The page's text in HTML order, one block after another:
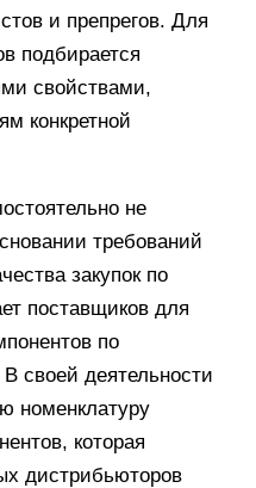
и препрегов. Для
подбирается
свойствами,
конкретной
не
требований
закупок по
поставщиков для
по
своей деятельности
номенклатуру
которая
дистрибьюторов